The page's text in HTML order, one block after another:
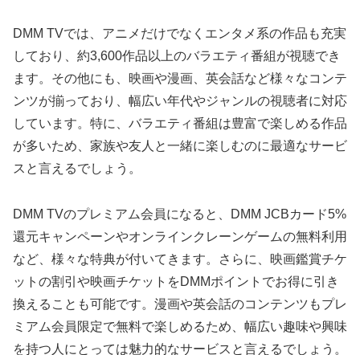
DMM TVでは、アニメだけでなくエンタメ系の作品も充実
しており、約3,600作品以上のバラエティ番組が視聴でき
ます。その他にも、映画や漫画、英会話など様々なコンテ
ンツが揃っており、幅広い年代やジャンルの視聴者に対応
しています。特に、バラエティ番組は豊富で楽しめる作品
が多いため、家族や友人と一緒に楽しむのに最適なサービ
スと言えるでしょう。
DMM TVのプレミアム会員になると、DMM JCBカード5%
還元キャンペーンやオンラインクレーンゲームの無料利用
など、様々な特典が付いてきます。さらに、映画鑑賞チケ
ットの割引や映画チケットをDMMポイントでお得に引き
換えることも可能です。漫画や英会話のコンテンツもプレ
ミアム会員限定で無料で楽しめるため、幅広い趣味や興味
を持つ人にとっては魅力的なサービスと言えるでしょう。